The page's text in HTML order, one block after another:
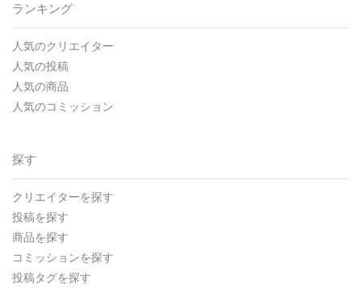
ランキング
人気のクリエイター
人気の投稿
人気の商品
人気のコミッション
探す
クリエイターを探す
投稿を探す
商品を探す
コミッションを探す
投稿タグを探す